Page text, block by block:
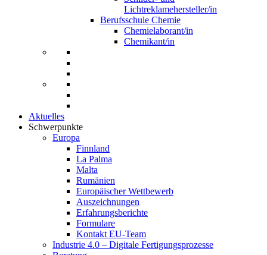
Lichtreklamehersteller/in
Berufsschule Chemie
Chemielaborant/in
Chemikant/in
Aktuelles
Schwerpunkte
Europa
Finnland
La Palma
Malta
Rumänien
Europäischer Wettbewerb
Auszeichnungen
Erfahrungsberichte
Formulare
Kontakt EU-Team
Industrie 4.0 – Digitale Fertigungsprozesse